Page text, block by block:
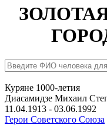
Куряне 1000-летия
Диасамидзе Михаил
11.04.1913 - 03.06.1992
Герои Советского Союза